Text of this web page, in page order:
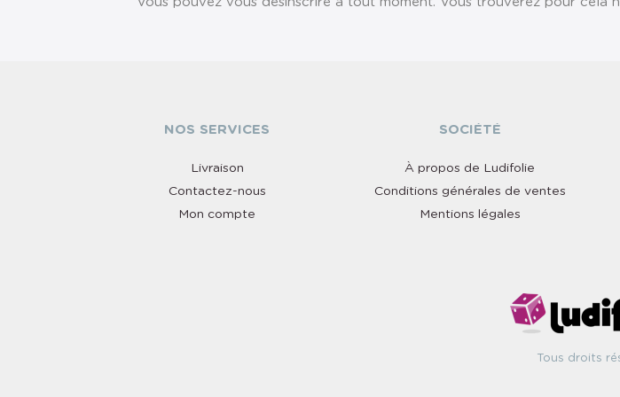
NOS SERVICES
Livraison
Contactez-nous
Mon compte
SOCIÉTÉ
À propos de Ludifolie
Conditions générales de ventes
Mentions légales
Tous droits